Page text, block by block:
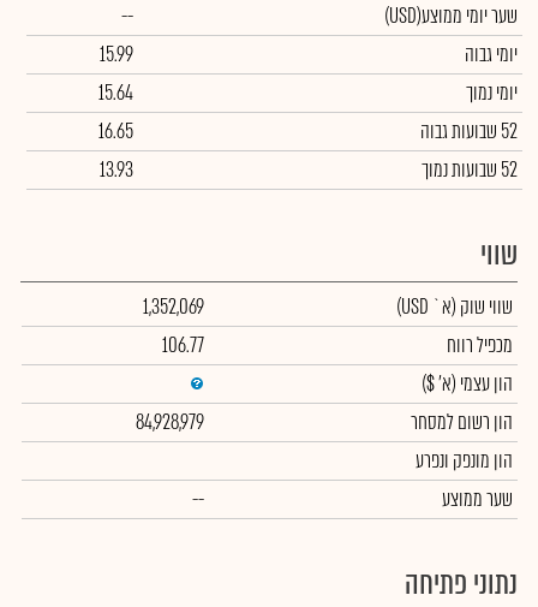
שער יומי ממוצע(USD)
--
יומי גבוה
15.99
יומי נמוך
15.64
52 שבועות גבוה
16.65
52 שבועות נמוך
13.93
שווי
שווי שוק (א` USD)
1,352,069
מכפיל רווח
106.77
הון עצמי (א' $)
הון רשום למסחר
84,928,979
הון מונפק ונפרע
שער ממוצע
--
נתוני פתיחה